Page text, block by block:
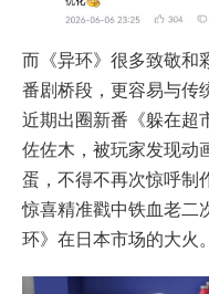
而《异环》很多致敬和
番剧桥段，更容易与传
近期出圈新番《躲在超
佐佐木，被玩家发现动
蛋，不得不再次惊呼制
惊喜精准戳中铁血老二
环》在日本市场的大火。